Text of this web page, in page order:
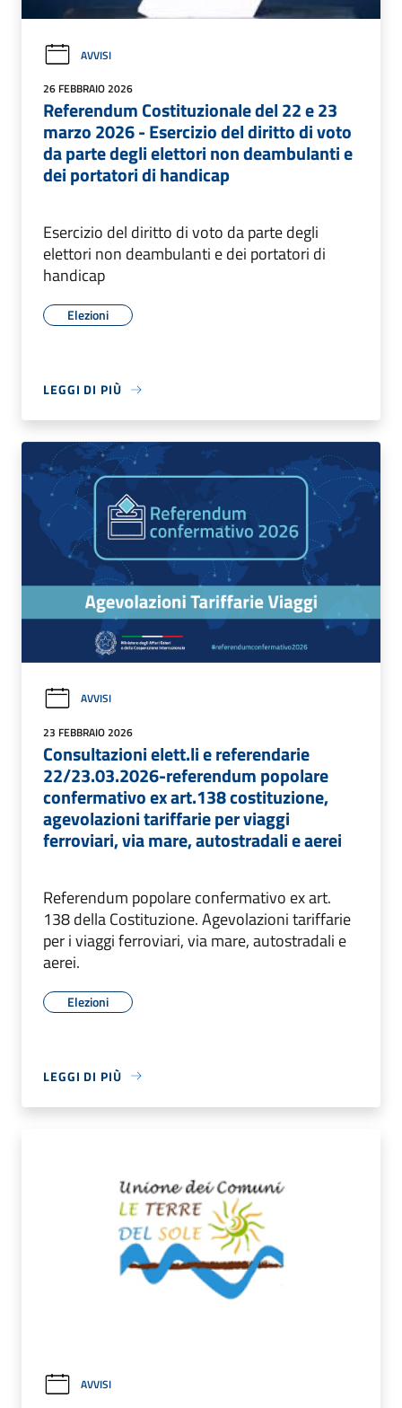
AVVISI
26 FEBBRAIO 2026
Referendum Costituzionale del 22 e 23
marzo 2026 - Esercizio del diritto di voto
da parte degli elettori non deambulanti e
dei portatori di handicap
Esercizio del diritto di voto da parte degli
elettori non deambulanti e dei portatori di
handicap
Elezioni
LEGGI DI PIÙ
AVVISI
23 FEBBRAIO 2026
Consultazioni elett.li e referendarie
22/23.03.2026-referendum popolare
confermativo ex art.138 costituzione,
agevolazioni tariffarie per viaggi
ferroviari, via mare, autostradali e aerei
Referendum popolare confermativo ex art.
138 della Costituzione. Agevolazioni tariffarie
per i viaggi ferroviari, via mare, autostradali e
aerei.
Elezioni
LEGGI DI PIÙ
AVVISI